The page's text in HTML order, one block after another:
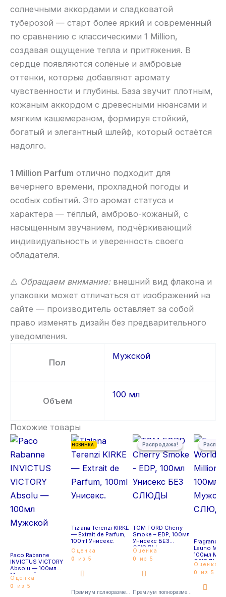
солнечными аккордами и сладковатой
туберозой — старт более яркий и современный
по сравнению с классическими 1 Million,
создавая ощущение тепла и притяжения. В
сердце появляются солёные и амбровые
оттенки, которые добавляют аромату
чувственности и глубины. База звучит плотным,
кожаным аккордом с древесными нюансами и
мягким кашемераном, формируя стойкий,
богатый и элегантный шлейф, который остаётся
надолго.
1 Million Parfum отлично подходит для
вечернего времени, прохладной погоды и
особых событий. Это аромат статуса и
характера — тёплый, амброво-кожаный, с
насыщенным звучанием, подчёркивающий
индивидуальность и уверенность своего
обладателя.
⚠️ Обращаем внимание:внешний вид флакона и
упаковки может отличаться от изображений на
сайте — производитель оставляет за собой
право изменять дизайн без предварительного
уведомления.
Пол
Мужской
Объем
100 мл
Похожие товары
Paco Rabanne
INVICTUS VICTORY
Absolu — 100мл
Мужской
Оценка
0
из 5
НОВИНКА
Tiziana Terenzi KIRKE
— Extrait de Parfum,
100ml Унисекс.
Оценка
0
из 5
Распродажа!
Распродажа!
Премиум полноразмерные
TOM FORD Cherry
Smoke – EDP, 100мл
Унисекс БЕЗ
СЛЮДЫ
Оценка
0
из 5
Первоначальная цена
Текущая цена: 5 300,00 ₽.
Fragrance
Launo
100мл
СЛЮДЫ
Оценка
0
из 5
Текущая